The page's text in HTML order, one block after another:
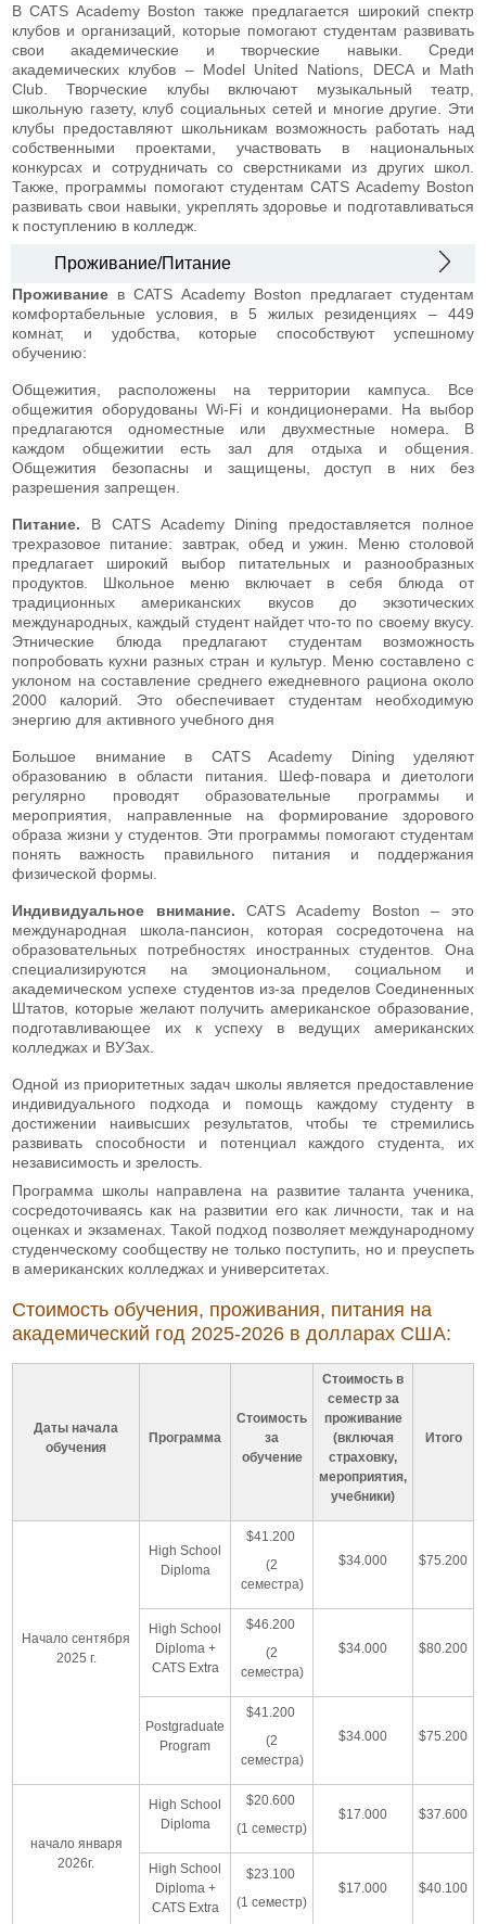
В CATS Academy Boston также предлагается широкий спектр
клубов и организаций, которые помогают студентам развивать
свои академические и творческие навыки. Среди
академических клубов – Model United Nations, DECA и Math
Club. Творческие клубы включают музыкальный театр,
школьную газету, клуб социальных сетей и многие другие. Эти
клубы предоставляют школьникам возможность работать над
собственными проектами, участвовать в национальных
конкурсах и сотрудничать со сверстниками из других школ.
Также, программы помогают студентам CATS Academy Boston
развивать свои навыки, укреплять здоровье и подготавливаться
к поступлению в колледж.
Проживание/Питание
Проживание в CATS Academy Boston предлагает студентам
комфортабельные условия, в 5 жилых резиденциях – 449
комнат, и удобства, которые способствуют успешному
обучению:
Общежития, расположены на территории кампуса. Все
общежития оборудованы Wi-Fi и кондиционерами. На выбор
предлагаются одноместные или двухместные номера. В
каждом общежитии есть зал для отдыха и общения.
Общежития безопасны и защищены, доступ в них без
разрешения запрещен.
Питание. В CATS Academy Dining предоставляется полное
трехразовое питание: завтрак, обед и ужин. Меню столовой
предлагает широкий выбор питательных и разнообразных
продуктов. Школьное меню включает в себя блюда от
традиционных американских вкусов до экзотических
международных, каждый студент найдет что-то по своему вкусу.
Этнические блюда предлагают студентам возможность
попробовать кухни разных стран и культур. Меню составлено с
уклоном на составление среднего ежедневного рациона около
2000 калорий. Это обеспечивает студентам необходимую
энергию для активного учебного дня
Большое внимание в CATS Academy Dining уделяют
образованию в области питания. Шеф-повара и диетологи
регулярно проводят образовательные программы и
мероприятия, направленные на формирование здорового
образа жизни у студентов. Эти программы помогают студентам
понять важность правильного питания и поддержания
физической формы.
Индивидуальное внимание.CATS Academy Boston – это
международная школа-пансион, которая сосредоточена на
образовательных потребностях иностранных студентов. Она
специализируются на эмоциональном, социальном и
академическом успехе студентов из-за пределов Соединенных
Штатов, которые желают получить американское образование,
подготавливающее их к успеху в ведущих американских
колледжах и ВУЗах.
Одной из приоритетных задач школы является предоставление
индивидуального подхода и помощь каждому студенту в
достижении наивысших результатов, чтобы те стремились
развивать способности и потенциал каждого студента, их
независимость и зрелость.
Программа школы направлена на развитие таланта ученика,
сосредоточиваясь как на развитии его как личности, так и на
оценках и экзаменах. Такой подход позволяет международному
студенческому сообществу не только поступить, но и преуспеть
в американских колледжах и университетах.
Стоимость обучения, проживания, питания на
академический год 2025-2026 в долларах США:
Даты начала
обучения
Программа
Стоимость
за
обучение
Стоимость в
семестр за
проживание
(включая
страховку,
мероприятия,
учебники)
Итого
Начало сентября
2025 г.
High School
Diploma
$41.200
(2
семестра)
$34.000 $75.200
High School
Diploma +
CATS Extra
$46.200
(2
семестра)
$34.000 $80.200
Postgraduate
Program
$41.200
(2
семестра)
$34.000 $75.200
начало января
2026г.
High School
Diploma
$20.600
(1 семестр)
$17.000 $37.600
High School
Diploma +
CATS Extra
$23.100
(1 семестр)
$17.000 $40.100